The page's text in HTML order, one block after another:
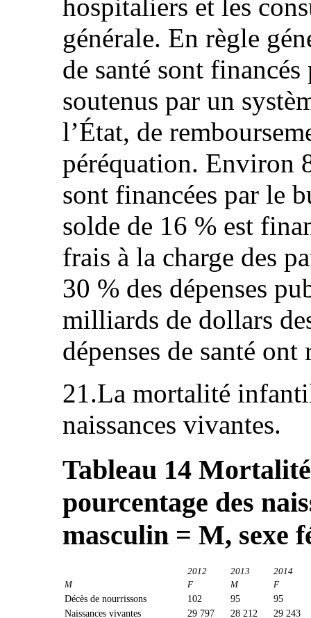
hospitaliers et les
générale. En règle
de santé sont
soutenus par un
l’État, de
péréquation. Environ
sont financées par le
solde de 16 % est
frais à la charge des
30 % des dépenses
milliards de dollars
dépenses de santé
21.La mortalité
naissances vivantes.
Tableau 14
pourcentage des
masculin = M, sexe
2012 2013
2014
M
F M F
Décès de nourrissons 102 95
95
Naissances vivantes
29 797 28 212 29 243